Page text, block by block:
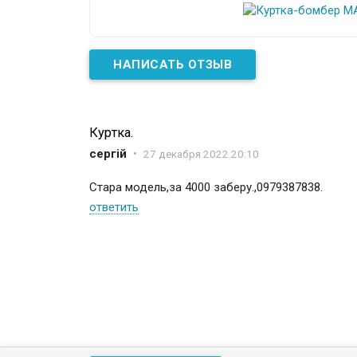
НАПИСАТЬ ОТЗЫВ
Куртка.
сергій • 27 декабря 2022 20:10
Стара модель,за 4000 заберу.,0979387838.
ответить